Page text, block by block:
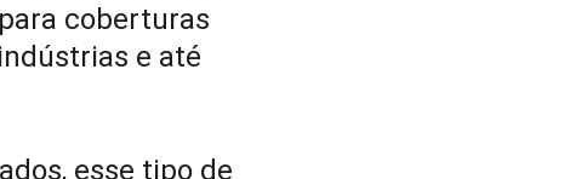
coberturas
e até
esse tipo de